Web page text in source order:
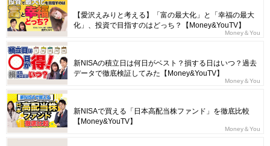
【愛沢えみりと考える】「富の最大化」と「幸福の最大
化」、投資で目指すのはどっち？【Money&YouTV】
Money＆You
新NISAの積立日は何日がベスト？損する日はいつ？過去
データで徹底検証してみた【Money&YouTV】
Money＆You
新NISAで買える「日本高配当株ファンド」を徹底比較
【Money&YouTV】
Money＆You